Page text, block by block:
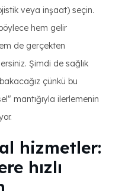
veya inşaat) seçin.
hem gelir
de gerçekten
Şimdi de sağlık
çünkü bu
mantığıyla ilerlemenin
hizmetler:
hızlı